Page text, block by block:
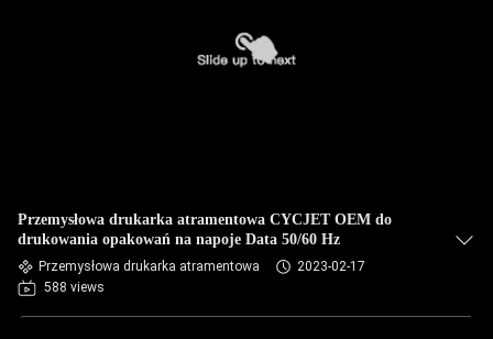
Przemysłowa drukarka atramentowa CYCJET OEM do
drukowania opakowań na napoje Data 50/60 Hz
Przemysłowa drukarka atramentowa
2023-02-17
588 views